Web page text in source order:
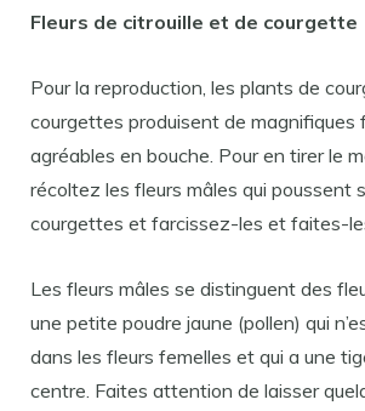
Fleurs de citrouille et de courgette
Pour la reproduction, les plants de
courgettes produisent de magnifiques
agréables en bouche. Pour en tirer le
récoltez les fleurs mâles qui poussent
courgettes et farcissez-les et faites-
Les fleurs mâles se distinguent des
une petite poudre jaune (pollen) qui
dans les fleurs femelles et qui a une
centre. Faites attention de laisser